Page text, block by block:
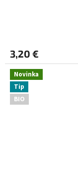
3,20 €
Novinka
Tip
BIO